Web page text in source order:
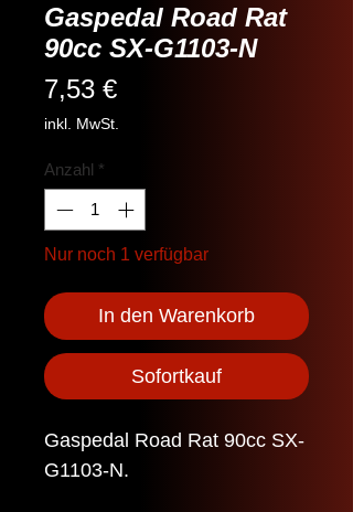
Gaspedal Road Rat
90cc SX-G1103-N
7,53 €Preis
inkl. MwSt.
Anzahl *
Nur noch 1 verfügbar
In den Warenkorb
Sofortkauf
Gaspedal Road Rat 90cc SX-
G1103-N.